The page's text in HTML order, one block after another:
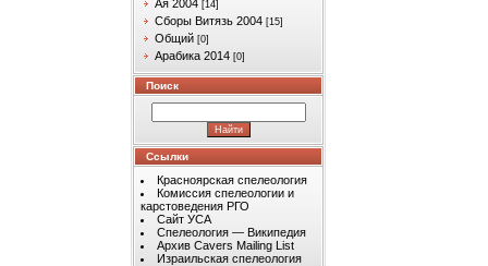
Ая 2004 [14]
Сборы Витязь 2004 [15]
Общий [0]
Арабика 2014 [0]
Поиск
Ссылки
Красноярская спелеология
Комиссия спелеологии и
карстоведения РГО
Сайт УСА
Спелеология — Википедия
Архив Cavers Mailing List
Израильская спелеология